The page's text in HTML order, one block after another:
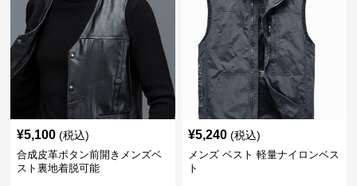
¥5,100 (税込)
合成皮革ボタン前開きメンズベ
スト裏地着脱可能
¥5,240 (税込)
メンズ ベスト 軽量ナイロンベス
ト